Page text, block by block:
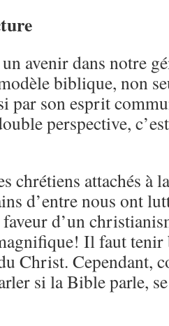
avenir dans notre
biblique, non
par son esprit
perspective,
chrétiens attachés à
d’entre nous ont
faveur d’un
Il faut
Christ. Cependant,
si la Bible parle,